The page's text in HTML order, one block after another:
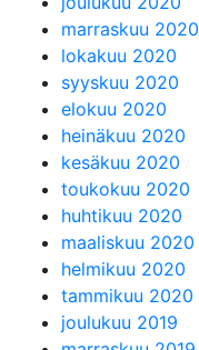
marraskuu 2020
lokakuu 2020
syyskuu 2020
elokuu 2020
heinäkuu 2020
kesäkuu 2020
toukokuu 2020
huhtikuu 2020
maaliskuu 2020
helmikuu 2020
tammikuu 2020
joulukuu 2019